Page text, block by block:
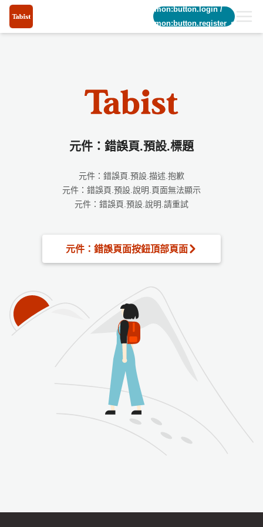
common:button.login/
common:button.register_short
元件：錯誤頁.預設.標題
元件：錯誤頁.預設.描述.抱歉
元件：錯誤頁.預設.說明.頁面無法顯示
元件：錯誤頁.預設.說明.請重試
元件：錯誤頁面按鈕頂部頁面